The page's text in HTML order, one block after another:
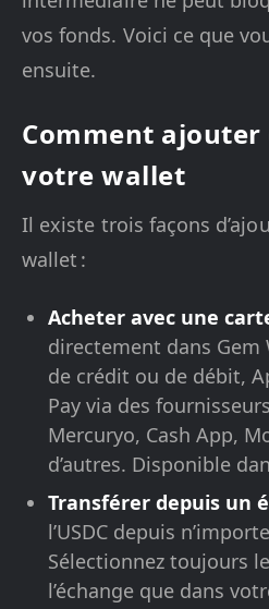
vos fonds. Voici ce que
ensuite.
Comment ajouter
votre wallet
Il existe trois façons
wallet :
Acheter avec une
directement dans Gem
de crédit ou de débit,
Pay via des
Mercuryo, Cash App,
d’autres. Disponible
Transférer depuis un
l’USDC depuis
Sélectionnez toujours
l’échange que dans